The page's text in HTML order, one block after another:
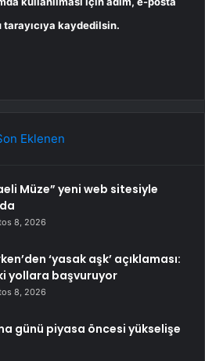
kaydedilsin.
Eklenen
Müze” yeni web sitesiyle
8, 2026
‘yasak aşk’ açıklaması:
yollara başvuruyor
8, 2026
günü piyasa öncesi yükselişe